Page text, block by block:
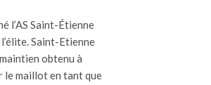
l’AS Saint-Étienne
Saint-Etienne
obtenu à
le maillot en tant que